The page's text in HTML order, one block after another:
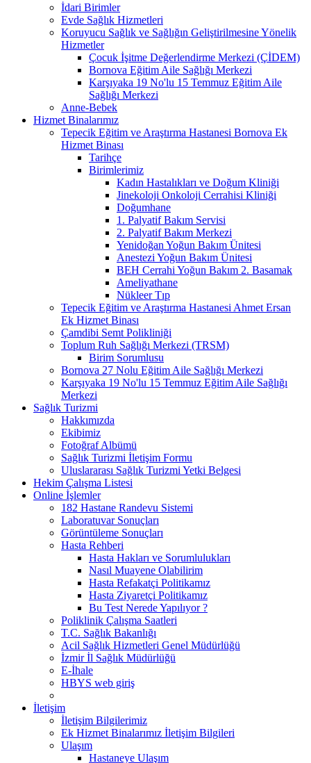
İdari Birimler
Evde Sağlık Hizmetleri
Koruyucu Sağlık ve Sağlığın Geliştirilmesine Yönelik
Hizmetler
Çocuk İşitme Değerlendirme Merkezi (ÇİDEM)
Bornova Eğitim Aile Sağlığı Merkezi
Karşıyaka 19 No'lu 15 Temmuz Eğitim Aile
Sağlığı Merkezi
Anne-Bebek
Hizmet Binalarımız
Tepecik Eğitim ve Araştırma Hastanesi Bornova Ek
Hizmet Binası
Tarihçe
Birimlerimiz
Kadın Hastalıkları ve Doğum Kliniği
Jinekoloji Onkoloji Cerrahisi Kliniği
Doğumhane
1. Palyatif Bakım Servisi
2. Palyatif Bakım Merkezi
Yenidoğan Yoğun Bakım Ünitesi
Anestezi Yoğun Bakım Ünitesi
BEH Cerrahi Yoğun Bakım 2. Basamak
Ameliyathane
Nükleer Tıp
Tepecik Eğitim ve Araştırma Hastanesi Ahmet Ersan
Ek Hizmet Binası
Çamdibi Semt Polikliniği
Toplum Ruh Sağlığı Merkezi (TRSM)
Birim Sorumlusu
Bornova 27 Nolu Eğitim Aile Sağlığı Merkezi
Karşıyaka 19 No'lu 15 Temmuz Eğitim Aile Sağlığı
Merkezi
Sağlık Turizmi
Hakkımızda
Ekibimiz
Fotoğraf Albümü
Sağlık Turizmi İletişim Formu
Uluslararası Sağlık Turizmi Yetki Belgesi
Hekim Çalışma Listesi
Online İşlemler
182 Hastane Randevu Sistemi
Laboratuvar Sonuçları
Görüntüleme Sonuçları
Hasta Rehberi
Hasta Hakları ve Sorumlulukları
Nasıl Muayene Olabilirim
Hasta Refakatçi Politikamız
Hasta Ziyaretçi Politikamız
Bu Test Nerede Yapılıyor ?
Poliklinik Çalışma Saatleri
T.C. Sağlık Bakanlığı
Acil Sağlık Hizmetleri Genel Müdürlüğü
İzmir İl Sağlık Müdürlüğü
E-İhale
HBYS web giriş
İletişim
İletişim Bilgilerimiz
Ek Hizmet Binalarımız İletişim Bilgileri
Ulaşım
Hastaneye Ulaşım